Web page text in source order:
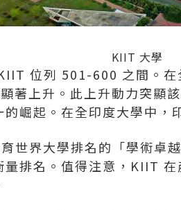
KIIT 大學
位列 501-600 之間。
著上升。此上升動力突顯
崛起。在全印度大學中，
世界大學排名的「學術卓
排名。值得注意，KIIT